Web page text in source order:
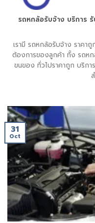
รถหกล้อรับจ้าง บริการ
เรามี รถหกล้อรับจ้าง ราคา
ต้องการของลูกค้า ทั้ง รถห
ขนของ ทั่วไปราคาถูก บริก
31
Oct